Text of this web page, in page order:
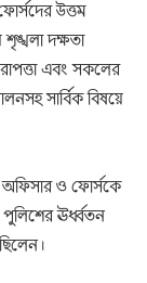
উত্তম
দক্ষতা
এবং সকলের
সার্বিক বিষয়ে
অফিসার ও ফোর্সকে
পুলিশের ঊর্ধ্বতন